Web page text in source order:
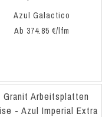
Azul Galactico
Ab 374.85 €/lfm